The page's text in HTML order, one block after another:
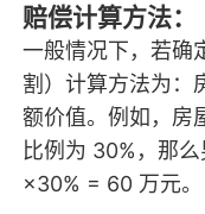
赔偿计算方法：
一般情况下，若确
割）计算方法为：
额价值。例如，房
比例为 30%，那
×30% = 60 万元。